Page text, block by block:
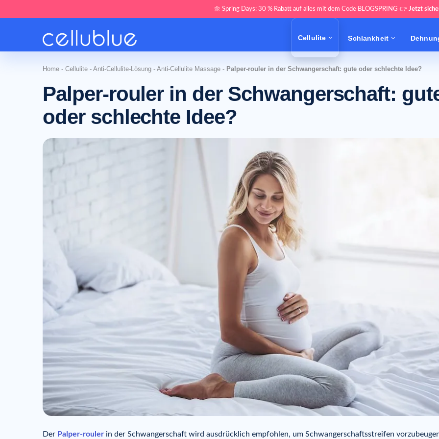
🌼 Spring Days: 30 % Rabatt auf alles mit dem Code BLOGSPRING 👉 Jetzt
Cellulite Schlankheit
Home - Cellulite - Anti-Cellulite-Lösung - Anti-Cellulite Massage - Palper-rouler in der Schwangerschaft: gute oder schlechte Idee?
Palper-rouler in der Schwangerschaft:
oder schlechte Idee?
Der Palper-rouler in der Schwangerschaft wird ausdrücklich empfohlen, um Schwangerschaftsstreifen